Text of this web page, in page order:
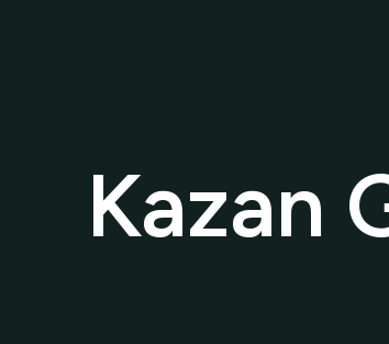
Caminetti Şömine
Kazan